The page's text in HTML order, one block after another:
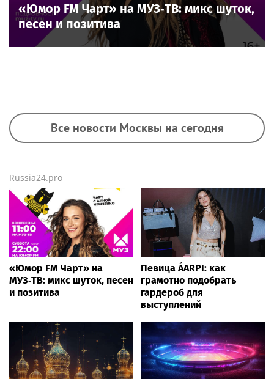
«Юмор FM Чарт» на МУЗ‑ТВ: микс шуток,
песен и позитива
Все новости Москвы на сегодня
Russia24.pro
«Юмор FM Чарт» на
МУЗ‑ТВ: микс шуток, песен
и позитива
Певица ÁARPI: как
грамотно подобрать
гардероб для
выступлений